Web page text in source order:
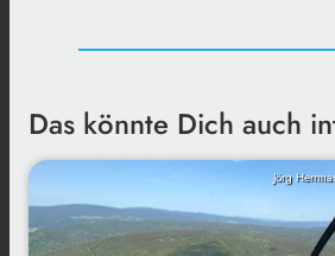
Das könnte Dich auch
Jörg